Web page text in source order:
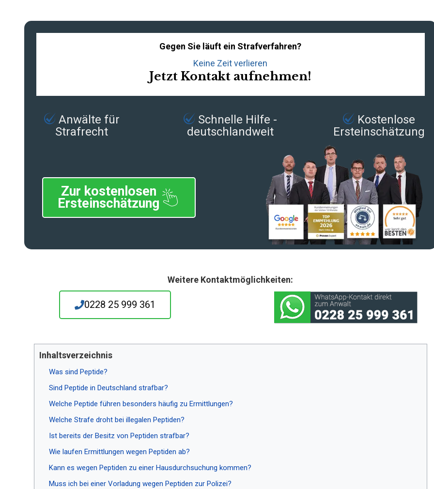
Gegen Sie läuft ein Strafverfahren?
Keine Zeit verlieren
Jetzt Kontakt aufnehmen!
Anwälte für
Strafrecht
Schnelle Hilfe -
deutschlandweit
Kostenlose
Ersteinschätzung
Zur kostenlosen
Ersteinschätzung
Weitere Kontaktmöglichkeiten:
0228 25 999 361
Inhaltsverzeichnis
Was sind Peptide?
Sind Peptide in Deutschland strafbar?
Welche Peptide führen besonders häufig zu Ermittlungen?
Welche Strafe droht bei illegalen Peptiden?
Ist bereits der Besitz von Peptiden strafbar?
Wie laufen Ermittlungen wegen Peptiden ab?
Kann es wegen Peptiden zu einer Hausdurchsuchung kommen?
Muss ich bei einer Vorladung wegen Peptiden zur Polizei?